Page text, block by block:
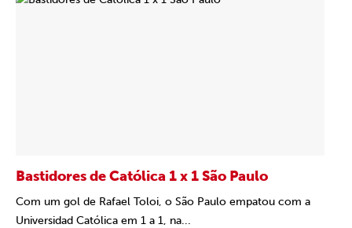
Bastidores de Católica 1 x 1 São Paulo
Com um gol de Rafael Toloi, o São Paulo empatou com a
Universidad Católica em 1 a 1, na...